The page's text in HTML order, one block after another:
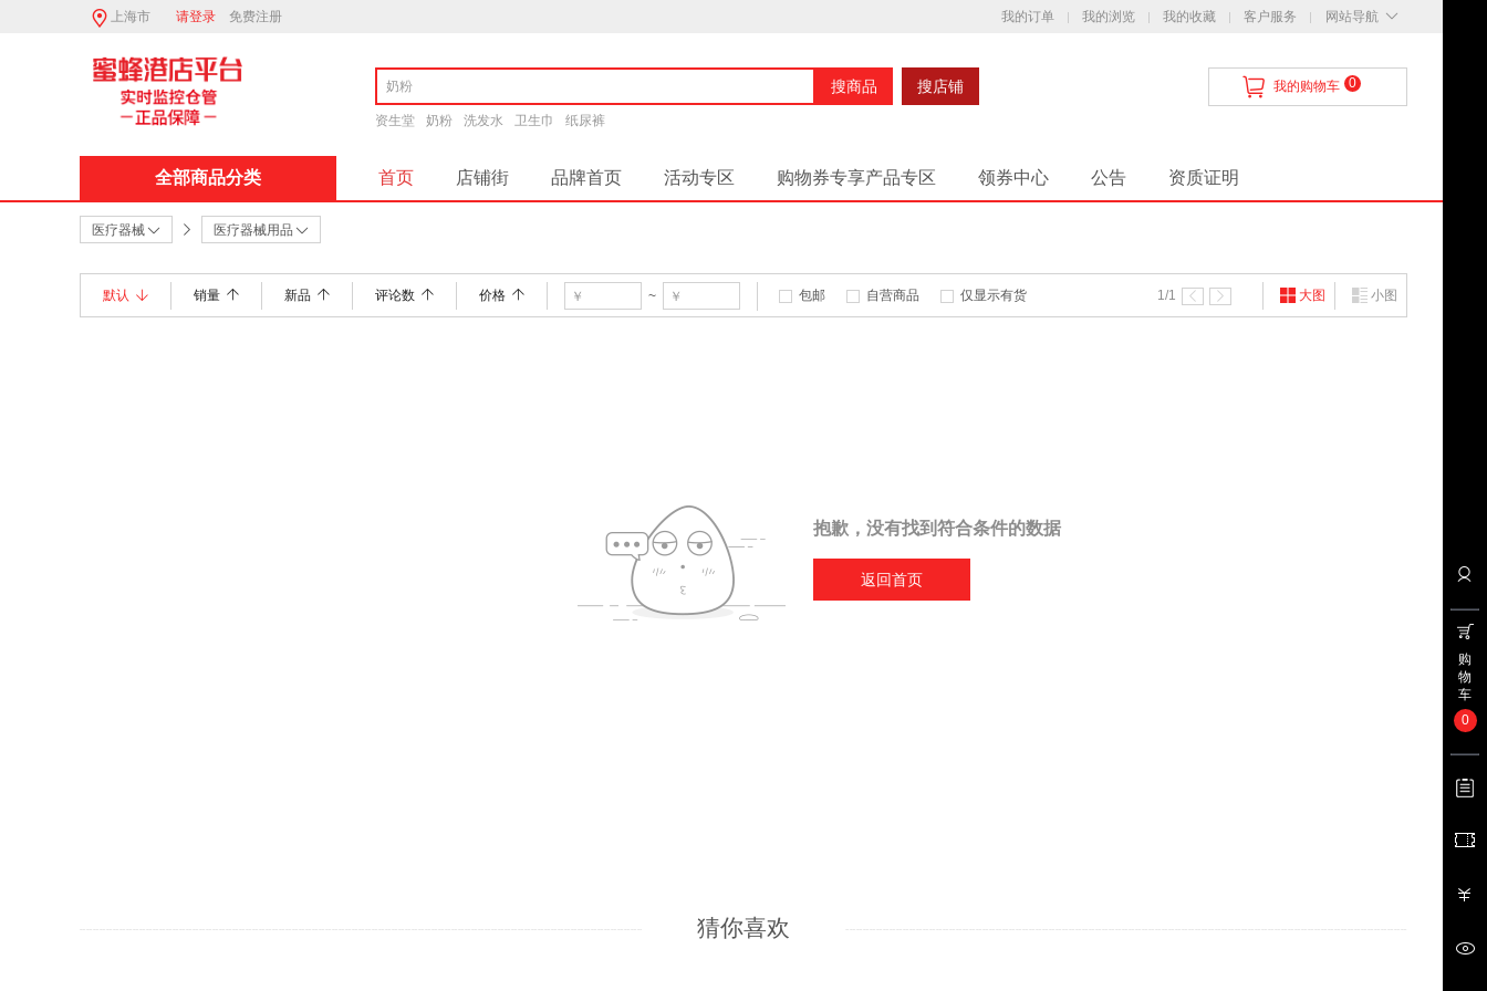
上海市 请登录 免费注册 我的订单 我的浏览 我的收藏 客户服务 网站导航
搜商品 搜店铺
资生堂 奶粉 洗发水 卫生巾 纸尿裤
我的购物车 0
全部商品分类 首页 店铺街 品牌首页 活动专区 购物券专享产品专区 领券中心 公告 资质证明
医疗器械 医疗器械用品
默认 销量 新品 评论数 价格 ~ 包邮 自营商品 仅显示有货 1/1 大图 小图
抱歉，没有找到符合条件的数据
返回首页
猜你喜欢
购
物
车
0